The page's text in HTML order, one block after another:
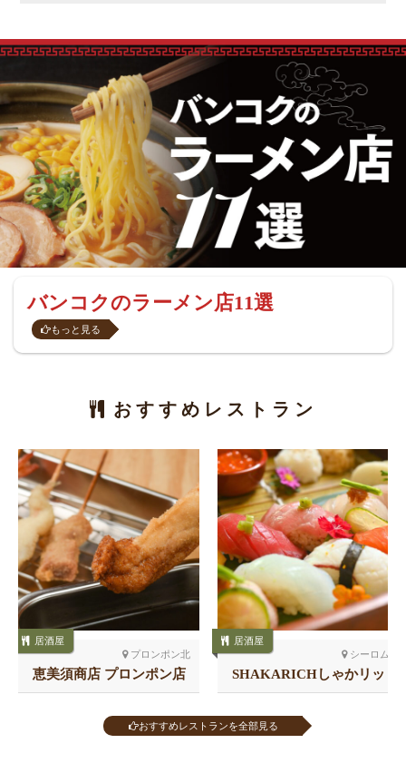
バンコクのラーメン店11選
もっと見る
おすすめレストラン
プロンポン北
居酒屋
恵美須商店 プロンポン店
シーロム
居酒屋
SHAKARICHしゃかリッ
チ スラウォン
おすすめレストランを全部見る